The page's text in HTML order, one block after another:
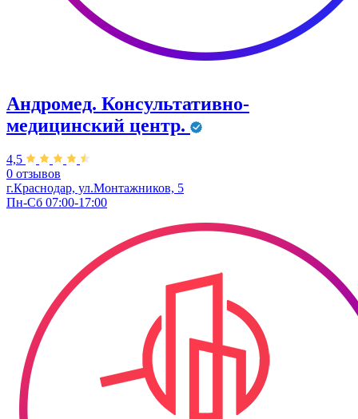
Андромед. Консультативно-
медицинский центр.
4,5
0 отзывов
г.Краснодар, ул.Монтажников, 5
Пн-Сб 07:00-17:00